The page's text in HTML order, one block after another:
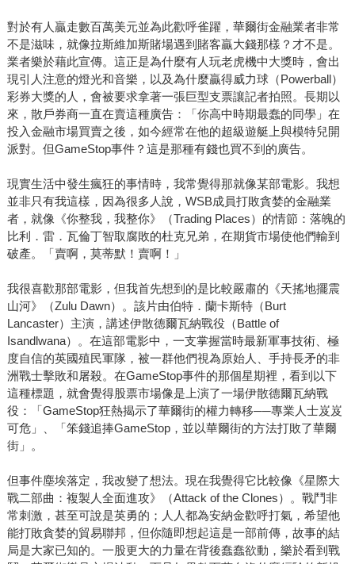
對於有人贏走數百萬美元並為此歡呼雀躍，華爾街金融業者非常
不是滋味，就像拉斯維加斯賭場遇到賭客贏大錢那樣？才不是。
業者樂於藉此宣傳。這正是為什麼有人玩老虎機中大獎時，會出
現引人注意的燈光和音樂，以及為什麼贏得威力球（Powerball）
彩券大獎的人，會被要求拿著一張巨型支票讓記者拍照。長期以
來，散戶券商一直在賣這種廣告：「你高中時期最蠢的同學」在
投入金融市場買賣之後，如今經常在他的超級遊艇上與模特兒開
派對。但GameStop事件？這是那種有錢也買不到的廣告。
現實生活中發生瘋狂的事情時，我常覺得那就像某部電影。我想
並非只有我這樣，因為很多人說，WSB成員打敗貪婪的金融業
者，就像《你整我，我整你》（Trading Places）的情節：落魄的
比利．雷．瓦倫丁智取腐敗的杜克兄弟，在期貨市場使他們輸到
破產。「賣啊，莫蒂默！賣啊！」
我很喜歡那部電影，但我首先想到的是比較嚴肅的《天搖地擺震
山河》（Zulu Dawn）。該片由伯特．蘭卡斯特（Burt
Lancaster）主演，講述伊散德爾瓦納戰役（Battle of
Isandlwana）。在這部電影中，一支掌握當時最新軍事技術、極
度自信的英國殖民軍隊，被一群他們視為原始人、手持長矛的非
洲戰士擊敗和屠殺。在GameStop事件的那個星期裡，看到以下
這種標題，就會覺得股票市場像是上演了一場伊散德爾瓦納戰
役：「GameStop狂熱揭示了華爾街的權力轉移──專業人士岌岌
可危」、「笨錢追捧GameStop，並以華爾街的方法打敗了華爾
街」。
但事件塵埃落定，我改變了想法。現在我覺得它比較像《星際大
戰二部曲：複製人全面進攻》（Attack of the Clones）。戰鬥非
常刺激，甚至可說是英勇的；人人都為安納金歡呼打氣，希望他
能打敗貪婪的貿易聯邦，但你隨即想起這是一部前傳，故事的結
局是大家已知的。一股更大的力量在背後蠢蠢欲動，樂於看到戰